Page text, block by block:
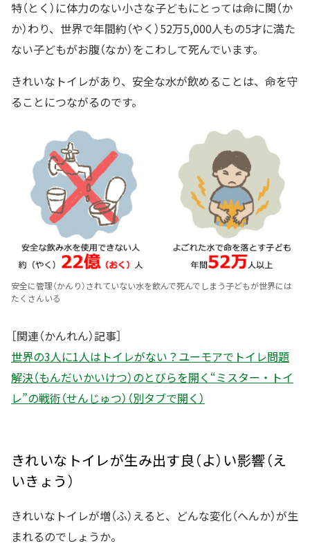
特（とく）に体力のない小さな子どもにとっては命に関（か
か）わり、世界で年間約（やく）52万5,000人もの5才に満た
ない子どもがお腹（なか）をこわして死んでいます。
きれいなトイレがあり、安全な水が飲めることは、命を守
ることにつながるのです。
安全に管理（かんり）されていない水を飲んで死んでしまう子どもが世界には
たくさんいる
［関連（かんれん）記事］
世界の3人に1人はトイレがない？ユーモアでトイレ問題
解決（もんだいかいけつ）のとびらを開く“ミスター・トイ
レ”の戦術（せんじゅつ）（別タブで開く）
きれいなトイレが生み出す良（よ）い影響（え
いきょう）
きれいなトイレが増（ふ）えると、どんな変化（へんか）が生
まれるのでしょうか。